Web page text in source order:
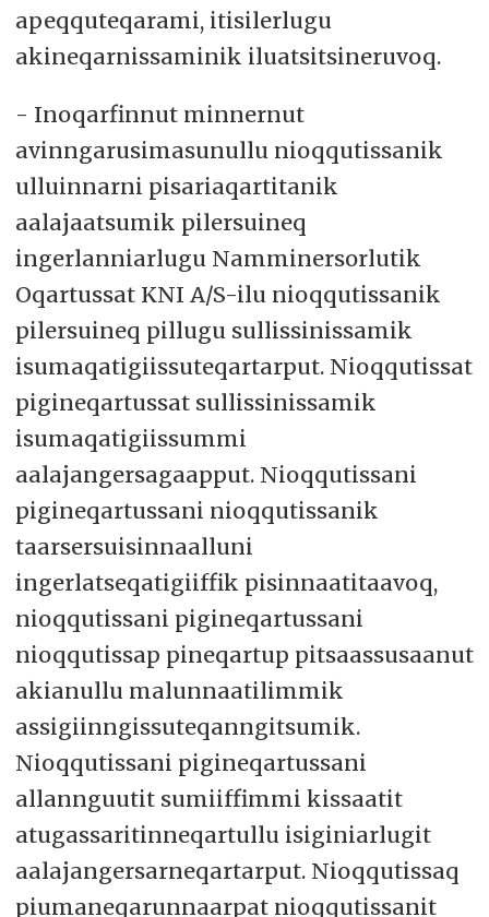
apeqquteqarami, itisilerlugu
akineqarnissaminik iluatsitsineruvoq.
- Inoqarfinnut minnernut
avinngarusimasunullu nioqqutissanik
ulluinnarni pisariaqartitanik
aalajaatsumik pilersuineq
ingerlanniarlugu Namminersorlutik
Oqartussat KNI A/S-ilu nioqqutissanik
pilersuineq pillugu sullissinissamik
isumaqatigiissuteqartarput. Nioqqutissat
pigineqartussat sullissinissamik
isumaqatigiissummi
aalajangersagaapput. Nioqqutissani
pigineqartussani nioqqutissanik
taarsersuisinnaalluni
ingerlatseqatigiiffik pisinnaatitaavoq,
nioqqutissani pigineqartussani
nioqqutissap pineqartup pitsaassusaanut
akianullu malunnaatilimmik
assigiinngissuteqanngitsumik.
Nioqqutissani pigineqartussani
allannguutit sumiiffimmi kissaatit
atugassaritinneqartullu isiginiarlugit
aalajangersarneqartarput. Nioqqutissaq
piumaneqarunnaarpat nioqqutissanit